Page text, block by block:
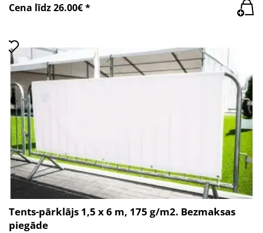
Cena līdz 26.00€ *
Tents-pārklājs 1,5 x 6 m, 175 g/m2. Bezmaksas
piegāde